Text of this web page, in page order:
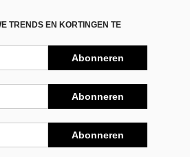
TRENDS EN KORTINGEN TE
Abonneren
Abonneren
Abonneren